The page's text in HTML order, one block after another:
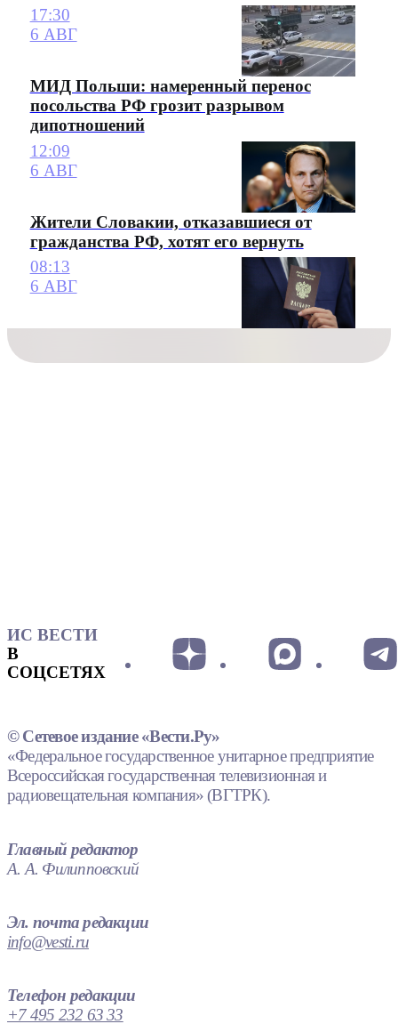
17:30
6 АВГ
МИД Польши: намеренный перенос
посольства РФ грозит разрывом
дипотношений
12:09
6 АВГ
Жители Словакии, отказавшиеся от
гражданства РФ, хотят его вернуть
08:13
6 АВГ
ИС ВЕСТИ
В
СОЦСЕТЯХ
© Сетевое издание «Вести.Ру»
«Федеральное государственное унитарное предприятие
Всероссийская государственная телевизионная и
радиовещательная компания» (ВГТРК).
Главный редактор
А. А. Филипповский
Эл. почта редакции
info@vesti.ru
Телефон редакции
+7 495 232 63 33